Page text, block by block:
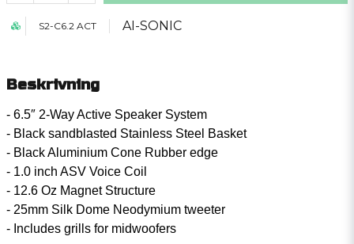
S2-C6.2 ACT AI-SONIC
Beskrivning
- 6.5″ 2-Way Active Speaker System
- Black sandblasted Stainless Steel Basket
- Black Aluminium Cone Rubber edge
- 1.0 inch ASV Voice Coil
- 12.6 Oz Magnet Structure
- 25mm Silk Dome Neodymium tweeter
- Includes grills for midwoofers